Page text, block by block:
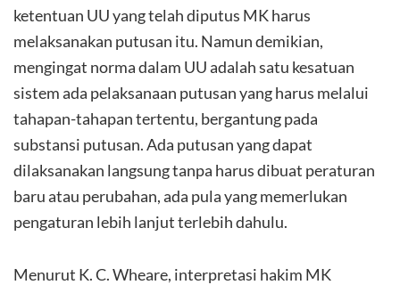
ketentuan UU yang telah diputus MK harus
melaksanakan putusan itu. Namun demikian,
mengingat norma dalam UU adalah satu kesatuan
sistem ada pelaksanaan putusan yang harus melalui
tahapan-tahapan tertentu, bergantung pada
substansi putusan. Ada putusan yang dapat
dilaksanakan langsung tanpa harus dibuat peraturan
baru atau perubahan, ada pula yang memerlukan
pengaturan lebih lanjut terlebih dahulu.
Menurut K. C. Wheare, interpretasi hakim MK